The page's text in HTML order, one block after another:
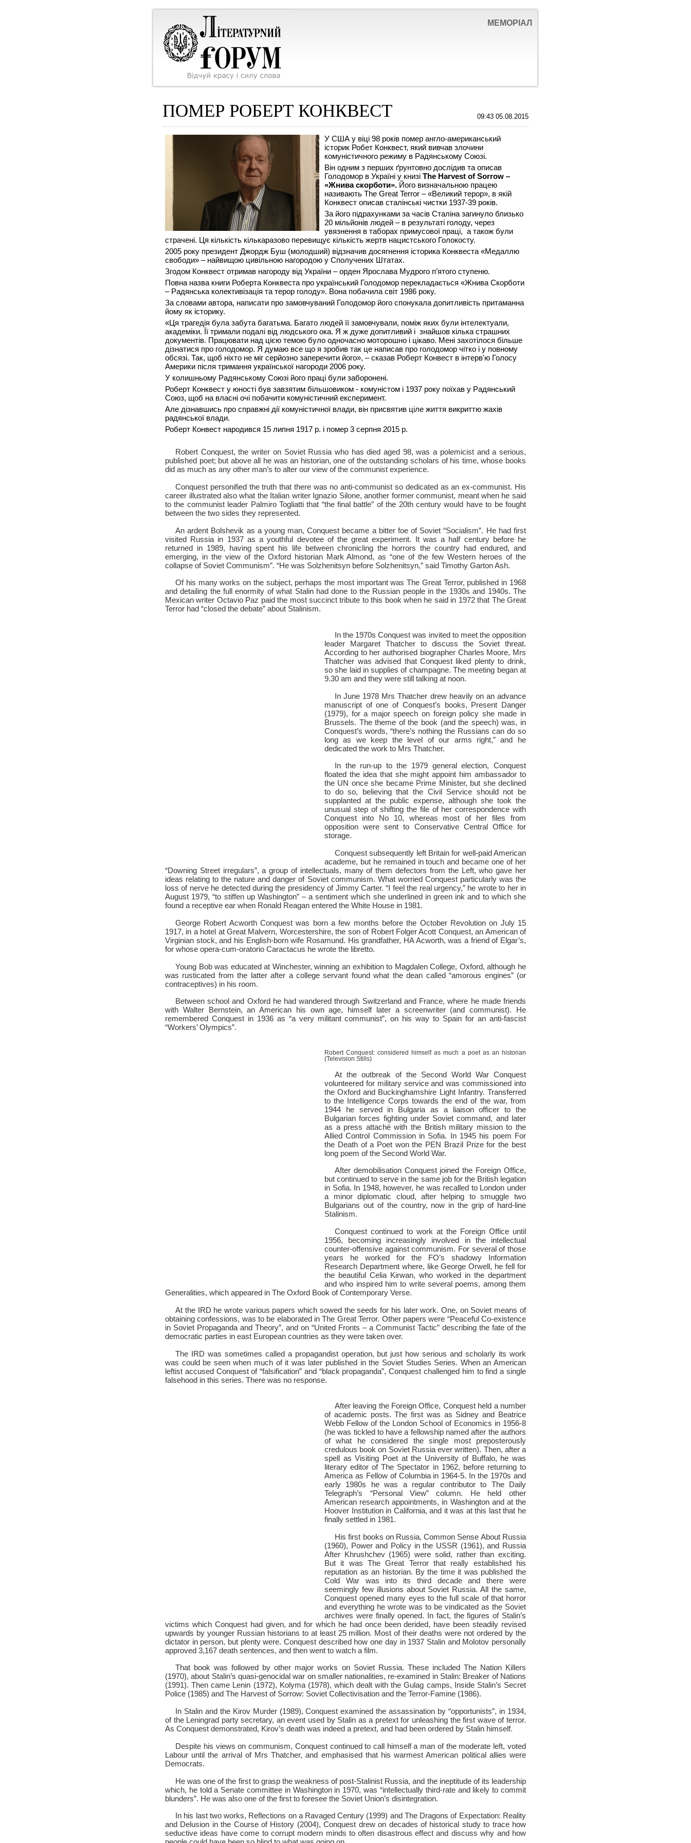
МЕМОРІАЛ
ПОМЕР РОБЕРТ КОНКВЕСТ 09:43 05.08.2015
У США у віці 98 років помер англо-американський
історик Робет Конквест, який вивчав злочини
комуністичного режиму в Радянському Союзі.
Він одним з перших ґрунтовно дослідив та описав
Голодомор в Україні у книзіThe Harvest of Sorrow –
«Жнива скорботи». Його визначальною працею
називають The Great Terror – «Великий терор», в якій
Конквест описав сталінські чистки 1937-39 років.
За його підрахунками за часів Сталіна загинуло близько
20 мільйонів людей – в результаті голоду, через
увязнення в таборах примусової праці, а також були
страчені. Ця кількість кількаразово перевищує кількість жертв нацистського Голокосту.
2005 року президент Джордж Буш (молодший) відзначив досягнення історика Конквеста «Медаллю
свободи» – найвищою цивільною нагородою у Сполучених Штатах.
Згодом Конквест отримав нагороду від України – орден Ярослава Мудрого п’ятого ступеню.
Повна назва книги Роберта Конквеста про український Голодомор перекладається «Жнива Скорботи
– Радянська колективізація та терор голоду». Вона побачила світ 1986 року.
За словами автора, написати про замовчуваний Голодомор його спонукала допитливість притаманна
йому як історику.
«Ця трагедія була забута багатьма. Багато людей її замовчували, поміж яких були інтелектуали,
академіки. Її тримали подалі від людського ока. Я ж дуже допитливий і знайшов кілька страшних
документів. Працювати над цією темою було одночасно моторошно і цікаво. Мені захотілося більше
дізнатися про голодомор. Я думаю все що я зробив так це написав про голодомор чітко і у повному
обсязі. Так, щоб ніхто не міг серйозно заперечити його», – сказав Роберт Конвест в інтерв'ю Голосу
Америки після тримання української нагороди 2006 року.
У колишньому Радянському Cоюзі його праці були заборонені.
Роберт Конквест у юності був завзятим більшовиком - комуністом і 1937 року поїхав у Радянський
Союз, щоб на власні очі побачити комуністичний експеримент.
Але дізнавшись про справжні дії комуністичної влади, він присвятив ціле життя викриттю жахів
радянської влади.
Роберт Конвест народився 15 липня 1917 р. і помер 3 серпня 2015 р.
Robert Conquest, the writer on Soviet Russia who has died aged 98, was a polemicist and a serious,
published poet; but above all he was an historian, one of the outstanding scholars of his time, whose books
did as much as any other man’s to alter our view of the communist experience.
Conquest personified the truth that there was no anti-communist so dedicated as an ex-communist. His
career illustrated also what the Italian writer Ignazio Silone, another former communist, meant when he said
to the communist leader Palmiro Togliatti that “the final battle” of the 20th century would have to be fought
between the two sides they represented.
An ardent Bolshevik as a young man, Conquest became a bitter foe of Soviet “Socialism”. He had first
visited Russia in 1937 as a youthful devotee of the great experiment. It was a half century before he
returned in 1989, having spent his life between chronicling the horrors the country had endured, and
emerging, in the view of the Oxford historian Mark Almond, as “one of the few Western heroes of the
collapse of Soviet Communism”. “He was Solzhenitsyn before Solzhenitsyn,” said Timothy Garton Ash.
Of his many works on the subject, perhaps the most important was The Great Terror, published in 1968
and detailing the full enormity of what Stalin had done to the Russian people in the 1930s and 1940s. The
Mexican writer Octavio Paz paid the most succinct tribute to this book when he said in 1972 that The Great
Terror had “closed the debate” about Stalinism.
In the 1970s Conquest was invited to meet the opposition
leader Margaret Thatcher to discuss the Soviet threat.
According to her authorised biographer Charles Moore, Mrs
Thatcher was advised that Conquest liked plenty to drink,
so she laid in supplies of champagne. The meeting began at
9.30 am and they were still talking at noon.
In June 1978 Mrs Thatcher drew heavily on an advance
manuscript of one of Conquest’s books, Present Danger
(1979), for a major speech on foreign policy she made in
Brussels. The theme of the book (and the speech) was, in
Conquest’s words, “there’s nothing the Russians can do so
long as we keep the level of our arms right,” and he
dedicated the work to Mrs Thatcher.
In the run-up to the 1979 general election, Conquest
floated the idea that she might appoint him ambassador to
the UN once she became Prime Minister, but she declined
to do so, believing that the Civil Service should not be
supplanted at the public expense, although she took the
unusual step of shifting the file of her correspondence with
Conquest into No 10, whereas most of her files from
opposition were sent to Conservative Central Office for
storage.
Conquest subsequently left Britain for well-paid American
academe, but he remained in touch and became one of her
“Downing Street irregulars”, a group of intellectuals, many of them defectors from the Left, who gave her
ideas relating to the nature and danger of Soviet communism. What worried Conquest particularly was the
loss of nerve he detected during the presidency of Jimmy Carter. “I feel the real urgency,” he wrote to her in
August 1979, “to stiffen up Washington” – a sentiment which she underlined in green ink and to which she
found a receptive ear when Ronald Reagan entered the White House in 1981.
George Robert Acworth Conquest was born a few months before the October Revolution on July 15
1917, in a hotel at Great Malvern, Worcestershire, the son of Robert Folger Acott Conquest, an American of
Virginian stock, and his English-born wife Rosamund. His grandfather, HA Acworth, was a friend of Elgar’s,
for whose opera-cum-oratorio Caractacus he wrote the libretto.
Young Bob was educated at Winchester, winning an exhibition to Magdalen College, Oxford, although he
was rusticated from the latter after a college servant found what the dean called “amorous engines” (or
contraceptives) in his room.
Between school and Oxford he had wandered through Switzerland and France, where he made friends
with Walter Bernstein, an American his own age, himself later a screenwriter (and communist). He
remembered Conquest in 1936 as “a very militant communist”, on his way to Spain for an anti-fascist
“Workers’ Olympics”.
Robert Conquest: considered himself as much a poet as an historian
(Television Stills)
At the outbreak of the Second World War Conquest
volunteered for military service and was commissioned into
the Oxford and Buckinghamshire Light Infantry. Transferred
to the Intelligence Corps towards the end of the war, from
1944 he served in Bulgaria as a liaison officer to the
Bulgarian forces fighting under Soviet command, and later
as a press attaché with the British military mission to the
Allied Control Commission in Sofia. In 1945 his poem For
the Death of a Poet won the PEN Brazil Prize for the best
long poem of the Second World War.
After demobilisation Conquest joined the Foreign Office,
but continued to serve in the same job for the British legation
in Sofia. In 1948, however, he was recalled to London under
a minor diplomatic cloud, after helping to smuggle two
Bulgarians out of the country, now in the grip of hard-line
Stalinism.
Conquest continued to work at the Foreign Office until
1956, becoming increasingly involved in the intellectual
counter-offensive against communism. For several of those
years he worked for the FO’s shadowy Information
Research Department where, like George Orwell, he fell for
the beautiful Celia Kirwan, who worked in the department
and who inspired him to write several poems, among them
Generalities, which appeared in The Oxford Book of Contemporary Verse.
At the IRD he wrote various papers which sowed the seeds for his later work. One, on Soviet means of
obtaining confessions, was to be elaborated in The Great Terror. Other papers were “Peaceful Co-existence
in Soviet Propaganda and Theory”, and on “United Fronts – a Communist Tactic” describing the fate of the
democratic parties in east European countries as they were taken over.
The IRD was sometimes called a propagandist operation, but just how serious and scholarly its work
was could be seen when much of it was later published in the Soviet Studies Series. When an American
leftist accused Conquest of “falsification” and “black propaganda”, Conquest challenged him to find a single
falsehood in this series. There was no response.
After leaving the Foreign Office, Conquest held a number
of academic posts. The first was as Sidney and Beatrice
Webb Fellow of the London School of Economics in 1956-8
(he was tickled to have a fellowship named after the authors
of what he considered the single most preposterously
credulous book on Soviet Russia ever written). Then, after a
spell as Visiting Poet at the University of Buffalo, he was
literary editor of The Spectator in 1962, before returning to
America as Fellow of Columbia in 1964-5. In the 1970s and
early 1980s he was a regular contributor to The Daily
Telegraph’s “Personal View” column. He held other
American research appointments, in Washington and at the
Hoover Institution in California, and it was at this last that he
finally settled in 1981.
His first books on Russia, Common Sense About Russia
(1960), Power and Policy in the USSR (1961), and Russia
After Khrushchev (1965) were solid, rather than exciting.
But it was The Great Terror that really established his
reputation as an historian. By the time it was published the
Cold War was into its third decade and there were
seemingly few illusions about Soviet Russia. All the same,
Conquest opened many eyes to the full scale of that horror
and everything he wrote was to be vindicated as the Soviet
archives were finally opened. In fact, the figures of Stalin’s
victims which Conquest had given, and for which he had once been derided, have been steadily revised
upwards by younger Russian historians to at least 25 million. Most of their deaths were not ordered by the
dictator in person, but plenty were. Conquest described how one day in 1937 Stalin and Molotov personally
approved 3,167 death sentences, and then went to watch a film.
That book was followed by other major works on Soviet Russia. These included The Nation Killers
(1970), about Stalin’s quasi-genocidal war on smaller nationalities, re-examined in Stalin: Breaker of Nations
(1991). Then came Lenin (1972), Kolyma (1978), which dealt with the Gulag camps, Inside Stalin’s Secret
Police (1985) and The Harvest of Sorrow: Soviet Collectivisation and the Terror-Famine (1986).
In Stalin and the Kirov Murder (1989), Conquest examined the assassination by “opportunists”, in 1934,
of the Leningrad party secretary, an event used by Stalin as a pretext for unleashing the first wave of terror.
As Conquest demonstrated, Kirov’s death was indeed a pretext, and had been ordered by Stalin himself.
Despite his views on communism, Conquest continued to call himself a man of the moderate left, voted
Labour until the arrival of Mrs Thatcher, and emphasised that his warmest American political allies were
Democrats.
He was one of the first to grasp the weakness of post-Stalinist Russia, and the ineptitude of its leadership
which, he told a Senate committee in Washington in 1970, was “intellectually third-rate and likely to commit
blunders”. He was also one of the first to foresee the Soviet Union’s disintegration.
In his last two works, Reflections on a Ravaged Century (1999) and The Dragons of Expectation: Reality
and Delusion in the Course of History (2004), Conquest drew on decades of historical study to trace how
seductive ideas have come to corrupt modern minds to often disastrous effect and discuss why and how